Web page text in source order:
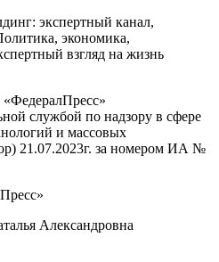
экспертный канал,
экономика,
взгляд на жизнь
службой по надзору в сфере
и массовых
21.07.2023г. за номером ИА №
Александровна